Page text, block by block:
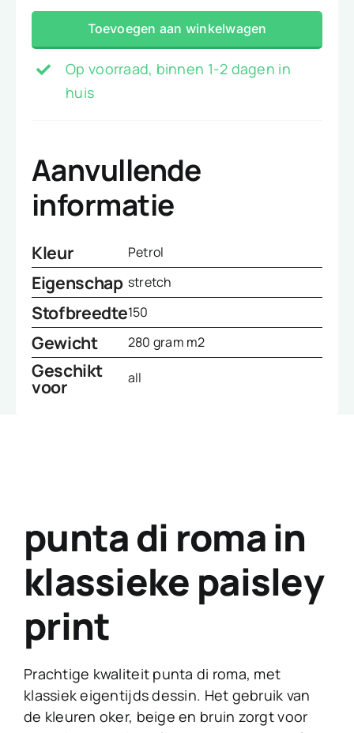
bruin
aantal
Toevoegen aan winkelwagen
Op voorraad, binnen 1-2 dagen in
huis
Aanvullende
informatie
Kleur Petrol
Eigenschap stretch
Stofbreedte150
Gewicht 280 gram m2
Geschikt
voor all
punta di roma in
klassieke paisley
print
Prachtige kwaliteit punta di roma, met
klassiek eigentijds dessin. Het gebruik van
de kleuren oker, beige en bruin zorgt voor